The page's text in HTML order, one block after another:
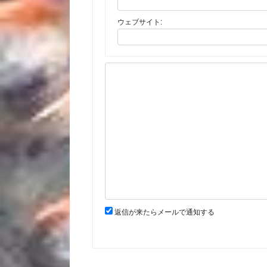
ウェブサイト:
返信が来たらメールで通知する